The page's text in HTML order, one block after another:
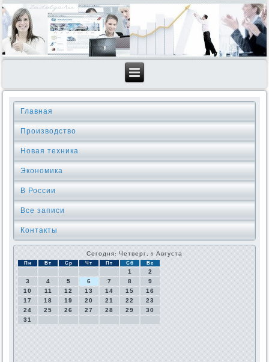
Главная
Производство
Новая техника
Экономика
В России
Все записи
Контакты
Сегодня: Четверг, 6 Августа
Пн Вт Ср Чт Пт Сб Вс
1
2
3
4 5 6 7 8
9
10
11 12 13 14 15
16
17
18 19 20 21 22
23
24
25 26 27 28 29
30
31